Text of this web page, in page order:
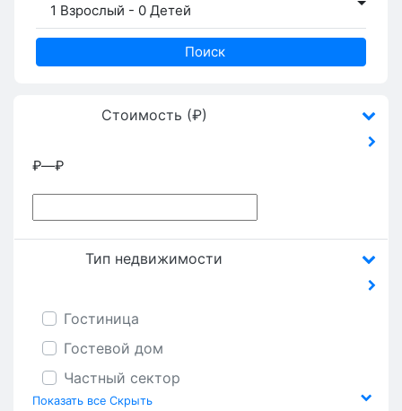
1 Взрослый - 0 Детей
Поиск
Стоимость (₽)
₽—₽
Тип недвижимости
Гостиница
Гостевой дом
Частный сектор
Показать все Скрыть